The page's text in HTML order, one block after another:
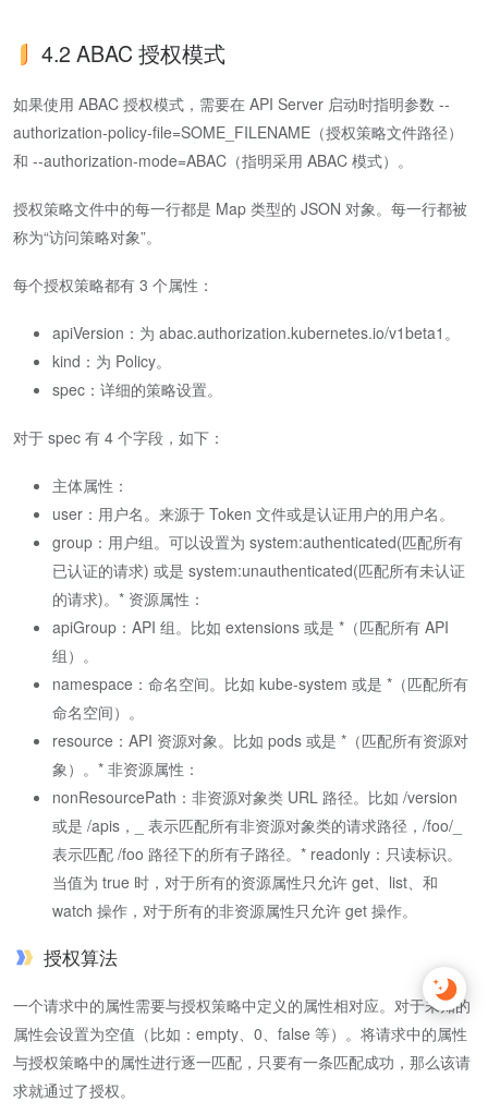
4.2 ABAC 授权模式
如果使用 ABAC 授权模式，需要在 API Server 启动时指明参数 --
authorization-policy-file=SOME_FILENAME（授权策略文件路径）
和 --authorization-mode=ABAC（指明采用 ABAC 模式）。
授权策略文件中的每一行都是 Map 类型的 JSON 对象。每一行都被
称为“访问策略对象”。
每个授权策略都有 3 个属性：
apiVersion：为 abac.authorization.kubernetes.io/v1beta1。
kind：为 Policy。
spec：详细的策略设置。
对于 spec 有 4 个字段，如下：
主体属性：
user：用户名。来源于 Token 文件或是认证用户的用户名。
group：用户组。可以设置为 system:authenticated(匹配所有
已认证的请求) 或是 system:unauthenticated(匹配所有未认证
的请求)。* 资源属性：
apiGroup：API 组。比如 extensions 或是 *（匹配所有 API
组）。
namespace：命名空间。比如 kube-system 或是 *（匹配所有
命名空间）。
resource：API 资源对象。比如 pods 或是 *（匹配所有资源对
象）。* 非资源属性：
nonResourcePath：非资源对象类 URL 路径。比如 /version
或是 /apis，_ 表示匹配所有非资源对象类的请求路径，/foo/_
表示匹配 /foo 路径下的所有子路径。* readonly：只读标识。
当值为 true 时，对于所有的资源属性只允许 get、list、和
watch 操作，对于所有的非资源属性只允许 get 操作。
授权算法
一个请求中的属性需要与授权策略中定义的属性相对应。对于未知的
属性会设置为空值（比如：empty、0、false 等）。将请求中的属性
与授权策略中的属性进行逐一匹配，只要有一条匹配成功，那么该请
求就通过了授权。